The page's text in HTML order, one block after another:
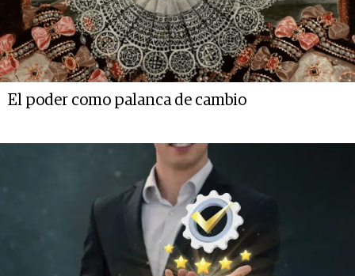
El poder como palanca de cambio